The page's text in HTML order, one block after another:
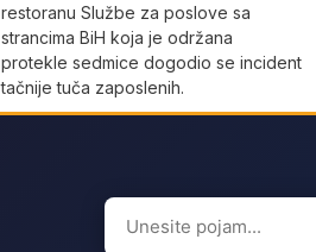
restoranu Službe za poslove sa
strancima BiH koja je održana
protekle sedmice dogodio se incident
tačnije tuča zaposlenih.
Search
for: